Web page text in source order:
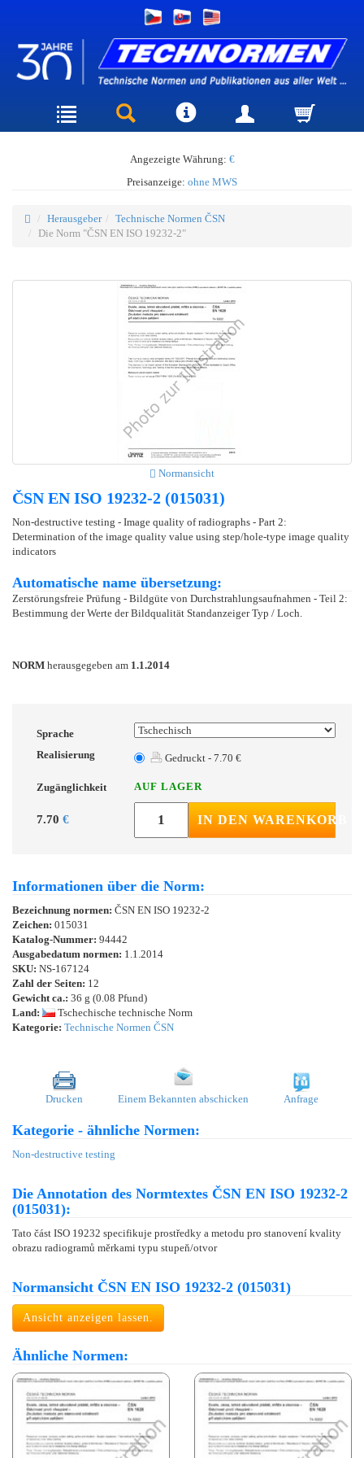
Angezeigte Währung: €
Preisanzeige: ohne MWS
Herausgeber
Technische Normen ČSN
Die Norm "ČSN EN ISO 19232-2"
Normansicht
ČSN EN ISO 19232-2 (015031)
Non-destructive testing - Image quality of radiographs - Part 2:
Determination of the image quality value using step/hole-type image quality
indicators
Automatische name übersetzung:
Zerstörungsfreie Prüfung - Bildgüte von Durchstrahlungsaufnahmen - Teil 2:
Bestimmung der Werte der Bildqualität Standanzeiger Typ / Loch.
NORM herausgegeben am 1.1.2014
Sprache
Realisierung
Gedruckt - 7.70 €
Zugänglichkeit AUF LAGER
7.70 € IN DEN WARENKORB
Informationen über die Norm:
Bezeichnung normen: ČSN EN ISO 19232-2
Zeichen: 015031
Katalog-Nummer: 94442
Ausgabedatum normen: 1.1.2014
SKU: NS-167124
Zahl der Seiten: 12
Gewicht ca.: 36 g (0.08 Pfund)
Land:
Tschechische technische Norm
Kategorie: Technische Normen ČSN
Drucken Einem Bekannten abschicken Anfrage
Kategorie - ähnliche Normen:
Non-destructive testing
Die Annotation des Normtextes ČSN EN ISO 19232-2
(015031):
Tato část ISO 19232 specifikuje prostředky a metodu pro stanovení kvality
obrazu radiogramů měrkami typu stupeň/otvor
Normansicht ČSN EN ISO 19232-2 (015031)
Ansicht anzeigen lassen.
Ähnliche Normen: